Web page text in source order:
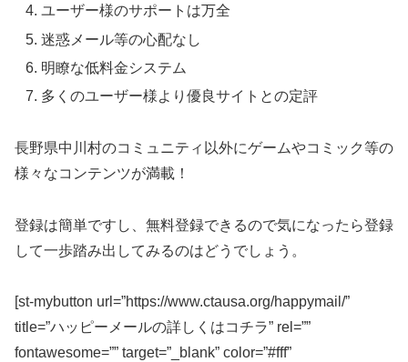
ユーザー様のサポートは万全
迷惑メール等の心配なし
明瞭な低料金システム
多くのユーザー様より優良サイトとの定評
長野県中川村のコミュニティ以外にゲームやコミック等の
様々なコンテンツが満載！
登録は簡単ですし、無料登録できるので気になったら登録
して一歩踏み出してみるのはどうでしょう。
[st-mybutton url=”https://www.ctausa.org/happymail/”
title=”ハッピーメールの詳しくはコチラ” rel=””
fontawesome=”” target=”_blank” color=”#fff”